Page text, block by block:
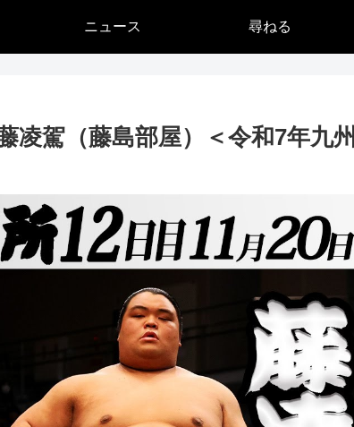
ニュース 尋ねる
駕（藤島部屋）＜令和7年九州